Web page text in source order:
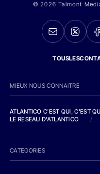
© 2026 Talmont
MIEUX NOUS CONNAITRE
ATLANTICO C'EST QUI, C'EST
LE RESEAU D'ATLANTICO
/
CATEGORIES